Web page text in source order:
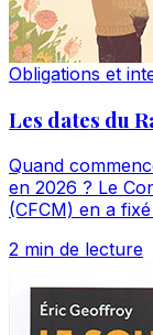
Obligations et
Les dates du
Quand
en 2026 ? Le
(CFCM) en a
2 min de lecture